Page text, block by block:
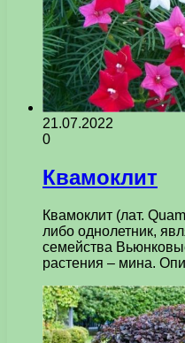
21.07.2022
0
Квамоклит
Квамоклит (лат.
либо однолетник,
семейства
растения – мина.